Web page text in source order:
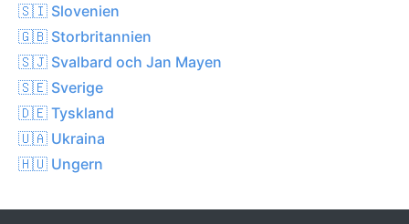
🇸🇮 Slovenien
🇬🇧 Storbritannien
🇸🇯 Svalbard och Jan Mayen
🇸🇪 Sverige
🇩🇪 Tyskland
🇺🇦 Ukraina
🇭🇺 Ungern